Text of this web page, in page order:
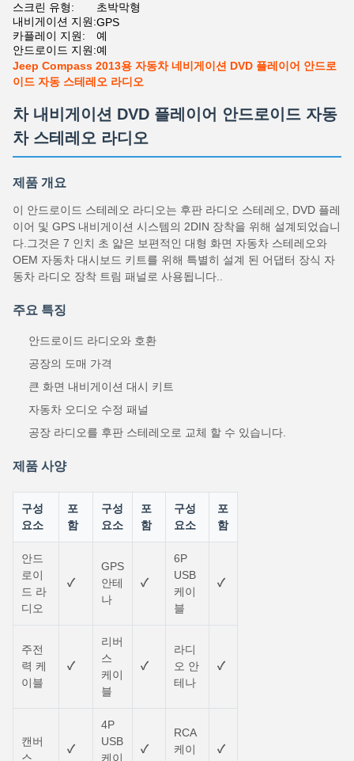
스크린 유형:
초박막형
내비게이션 지원:GPS
카플레이 지원:
예
안드로이드 지원:예
Jeep Compass 2013용 자동차 네비게이션 DVD 플레이어 안드로
이드 자동 스테레오 라디오
차 내비게이션 DVD 플레이어 안드로이드 자동
차 스테레오 라디오
제품 개요
이 안드로이드 스테레오 라디오는 후판 라디오 스테레오, DVD 플레
이어 및 GPS 내비게이션 시스템의 2DIN 장착을 위해 설계되었습니
다.그것은 7 인치 초 얇은 보편적인 대형 화면 자동차 스테레오와
OEM 자동차 대시보드 키트를 위해 특별히 설계 된 어댑터 장식 자
동차 라디오 장착 트림 패널로 사용됩니다..
주요 특징
안드로이드 라디오와 호환
공장의 도매 가격
큰 화면 내비게이션 대시 키트
자동차 오디오 수정 패널
공장 라디오를 후판 스테레오로 교체 할 수 있습니다.
제품 사양
구성
요소
포
함
구성
요소
포
함
구성
요소
포
함
안드
로이
드 라
디오
✓
GPS
안테
나
✓
6P
USB
케이
블
✓
주전
력 케
이블
✓
리버
스
케이
블
✓
라디
오 안
테나
✓
캔버
스
✓
4P
USB
케이
✓
RCA
케이
✓